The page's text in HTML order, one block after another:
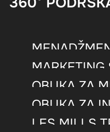
MARKETING
OBUKA ZA
OBUKA ZA
LES MILLS
svaki trening
Kombinacija
slobodnog
potrebno tri